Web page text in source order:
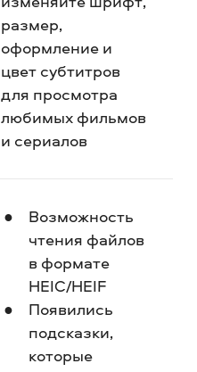
размер,
оформление и
цвет субтитров
для просмотра
любимых фильмов
и сериалов
Возможность
чтения файлов
в формате
HEIC/HEIF
Появились
подсказки,
которые